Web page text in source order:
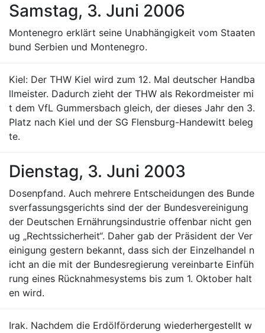
Samstag, 3. Juni 2006
Montenegro erklärt seine Unabhängigkeit vom Staaten
bund Serbien und Montenegro.
Kiel: Der THW Kiel wird zum 12. Mal deutscher Handba
llmeister. Dadurch zieht der THW als Rekordmeister mi
t dem VfL Gummersbach gleich, der dieses Jahr den 3.
Platz nach Kiel und der SG Flensburg-Handewitt beleg
te.
Dienstag, 3. Juni 2003
Dosenpfand. Auch mehrere Entscheidungen des Bunde
sverfassungsgerichts sind der der Bundesvereinigung
der Deutschen Ernährungsindustrie offenbar nicht gen
ug „Rechtssicherheit“. Daher gab der Präsident der Ver
einigung gestern bekannt, dass sich der Einzelhandel n
icht an die mit der Bundesregierung vereinbarte Einfüh
rung eines Rücknahmesystems bis zum 1. Oktober halt
en wird.
Irak. Nachdem die Erdölförderung wiederhergestellt w